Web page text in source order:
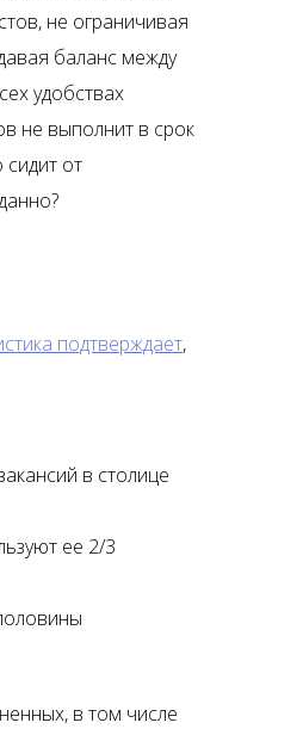
не ограничивая
баланс между
удобствах
не выполнит в срок
сидит от
подтверждает,
в столице
ее 2/3
в том числе